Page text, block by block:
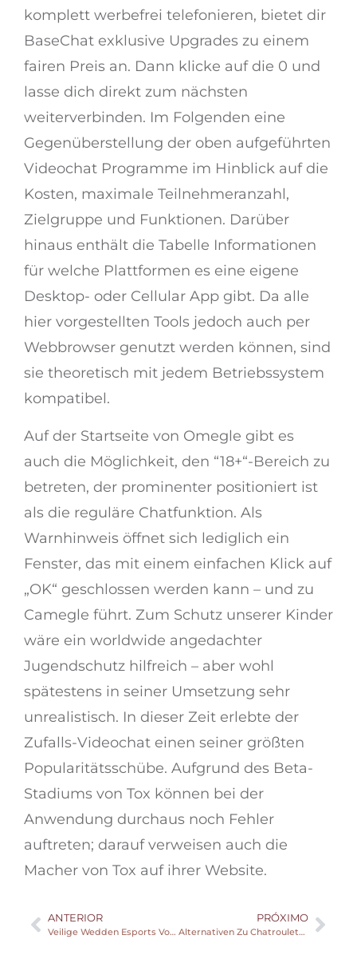
komplett werbefrei telefonieren, bietet dir
BaseChat exklusive Upgrades zu einem
fairen Preis an. Dann klicke auf die 0 und
lasse dich direkt zum nächsten
weiterverbinden. Im Folgenden eine
Gegenüberstellung der oben aufgeführten
Videochat Programme im Hinblick auf die
Kosten, maximale Teilnehmeranzahl,
Zielgruppe und Funktionen. Darüber
hinaus enthält die Tabelle Informationen
für welche Plattformen es eine eigene
Desktop- oder Cellular App gibt. Da alle
hier vorgestellten Tools jedoch auch per
Webbrowser genutzt werden können, sind
sie theoretisch mit jedem Betriebssystem
kompatibel.
Auf der Startseite von Omegle gibt es
auch die Möglichkeit, den “18+“-Bereich zu
betreten, der prominenter positioniert ist
als die reguläre Chatfunktion. Als
Warnhinweis öffnet sich lediglich ein
Fenster, das mit einem einfachen Klick auf
„OK“ geschlossen werden kann – und zu
Camegle führt. Zum Schutz unserer Kinder
wäre ein worldwide angedachter
Jugendschutz hilfreich – aber wohl
spätestens in seiner Umsetzung sehr
unrealistisch. In dieser Zeit erlebte der
Zufalls-Videochat einen seiner größten
Popularitätsschübe. Aufgrund des Beta-
Stadiums von Tox können bei der
Anwendung durchaus noch Fehler
auftreten; darauf verweisen auch die
Macher von Tox auf ihrer Website.
ANTERIOR
Veilige Wedden Esports Voor Echt Geld
PRÓXIMO
Alternativen Zu Chatroulette Die 3 Besten Websites Chip